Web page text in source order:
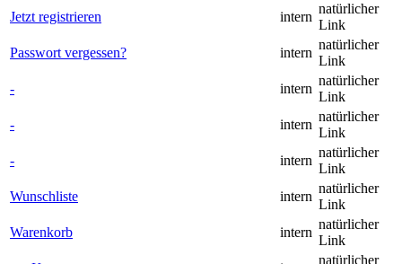
Jetzt registrieren
intern
natürlicher
Link
Passwort vergessen?
intern
natürlicher
Link
-
intern
natürlicher
Link
-
intern
natürlicher
Link
-
intern
natürlicher
Link
Wunschliste
intern
natürlicher
Link
Warenkorb
intern
natürlicher
Link
natürlicher